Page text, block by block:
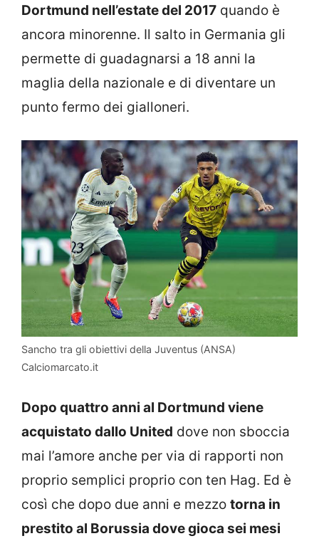
Dortmund nell’estate del 2017 quando è
ancora minorenne. Il salto in Germania gli
permette di guadagnarsi a 18 anni la
maglia della nazionale e di diventare un
punto fermo dei gialloneri.
Sancho tra gli obiettivi della Juventus (ANSA)
Calciomarcato.it
Dopo quattro anni al Dortmund viene
acquistato dallo United dove non sboccia
mai l’amore anche per via di rapporti non
proprio semplici proprio con ten Hag. Ed è
così che dopo due anni e mezzo torna in
prestito al Borussia dove gioca sei mesi